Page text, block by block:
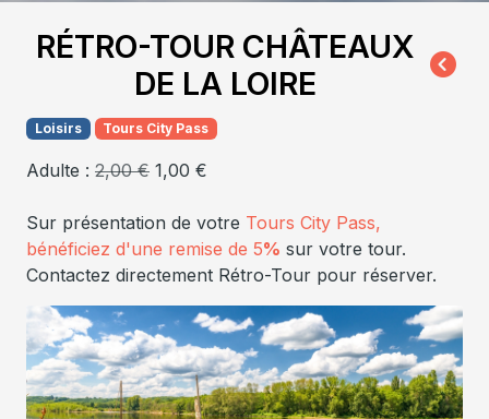
RÉTRO-TOUR CHÂTEAUX
DE LA LOIRE
Loisirs Tours City Pass
Adulte : 2,00 € 1,00 €
Sur présentation de votre Tours City Pass,
bénéficiez d'une remise de 5% sur votre tour.
Contactez directement Rétro-Tour pour réserver.